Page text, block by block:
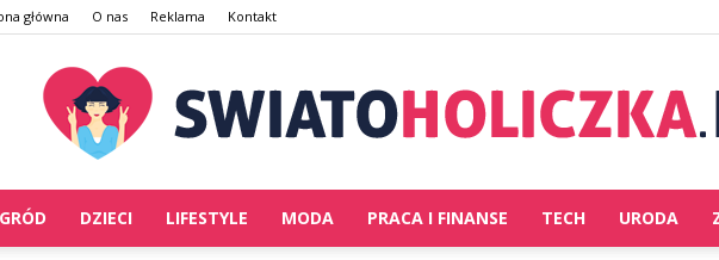
główna O nas Reklama Kontakt
DZIECI LIFESTYLE MODA PRACA I FINANSE TECH URODA